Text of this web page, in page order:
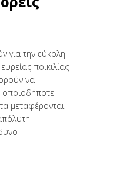
για την εύκολη
ποικιλίας
να
μεταφέρονται